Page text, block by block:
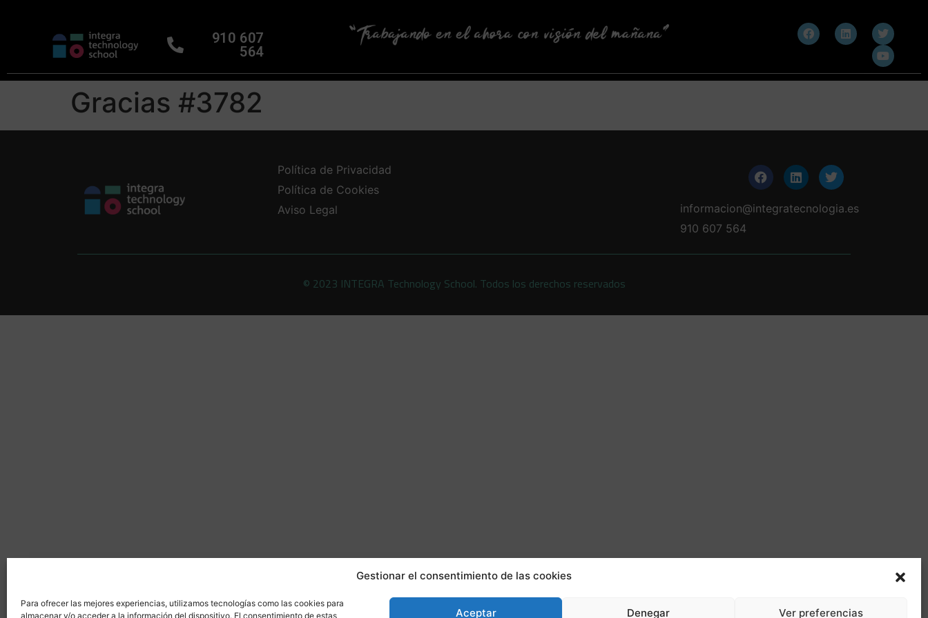
Gestionar el consentimiento de las cookies
Para ofrecer las mejores experiencias, utilizamos tecnologías como las cookies para
almacenar y/o acceder a la información del dispositivo. El consentimiento de estas
Aceptar Denegar Ver preferencias
910 607
564
Gracias #3782
Política de Privacidad
Política de Cookies
Aviso Legal
informacion@integratecnologia.es
910 607 564
© 2023 INTEGRA Technology School. Todos los derechos reservados